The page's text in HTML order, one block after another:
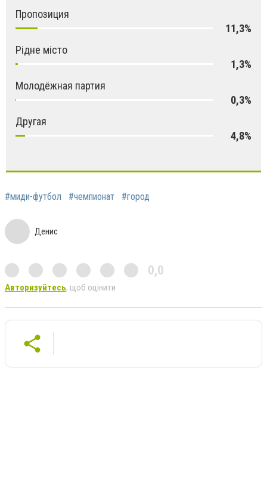
Пропозиция
11,3%
Рідне місто
1,3%
Молодёжная партия
0,3%
Другая
4,8%
#миди-футбол #чемпионат #город
Денис
0,0
Авторизуйтесь, щоб оцінити